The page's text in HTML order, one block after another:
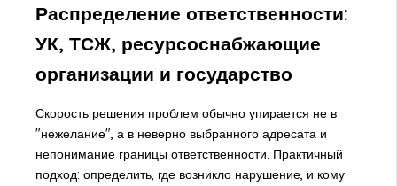
Распределение ответственности:
УК, ТСЖ, ресурсоснабжающие
организации и государство
Скорость решения проблем обычно упирается не в
"нежелание", а в неверно выбранного адресата и
непонимание границы ответственности. Практичный
подход: определить, где возникло нарушение, и кому